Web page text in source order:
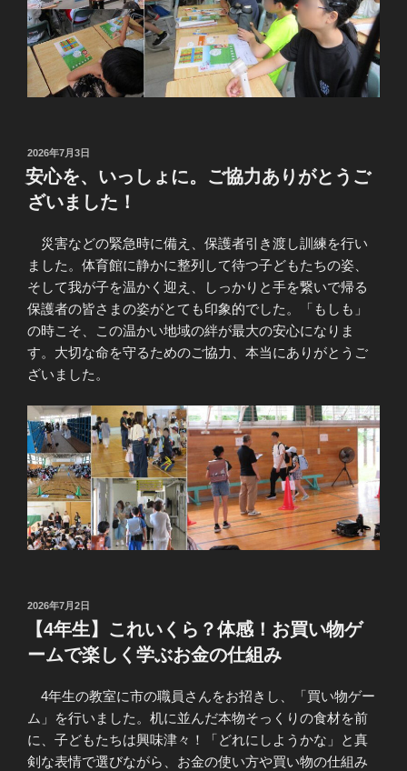
投
稿
日:
2026年7月3日
安心を、いっしょに。ご協力ありがとうご
ざいました！
災害などの緊急時に備え、保護者引き渡し訓練を行い
ました。体育館に静かに整列して待つ子どもたちの姿、
そして我が子を温かく迎え、しっかりと手を繋いで帰る
保護者の皆さまの姿がとても印象的でした。「もしも」
の時こそ、この温かい地域の絆が最大の安心になりま
す。大切な命を守るためのご協力、本当にありがとうご
ざいました。
投
日:
2026年7月2日
【4年生】これいくら？体感！お買い物ゲ
ームで楽しく学ぶお金の仕組み
4年生の教室に市の職員さんをお招きし、「買い物ゲー
ム」を行いました。机に並んだ本物そっくりの食材を前
に、子どもたちは興味津々！「どれにしようかな」と真
剣な表情で選びながら、お金の使い方や買い物の仕組み